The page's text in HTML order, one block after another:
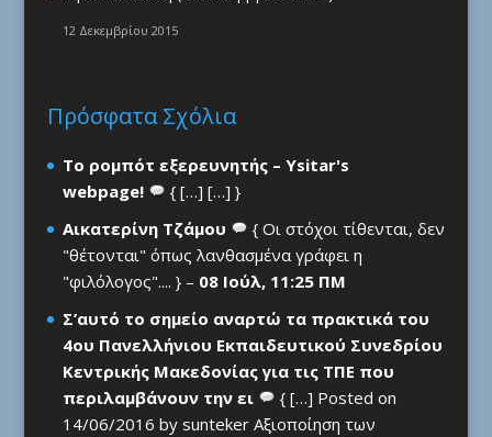
12 Δεκεμβρίου 2015
Πρόσφατα Σχόλια
Το ρομπότ εξερευνητής – Ysitar's
webpage!
{ […] […] }
Αικατερίνη Τζάμου
{ Οι στόχοι τίθενται, δεν
"θέτονται" όπως λανθασμένα γράφει η
"φιλόλογος".... } – 08 Ιούλ, 11:25 ΠΜ
Σ’αυτό το σημείο αναρτώ τα πρακτικά του
4ου Πανελλήνιου Εκπαιδευτικού Συνεδρίου
Κεντρικής Μακεδονίας για τις ΤΠΕ που
περιλαμβάνουν την ει
{ […] Posted on
14/06/2016 by sunteker Αξιοποίηση των